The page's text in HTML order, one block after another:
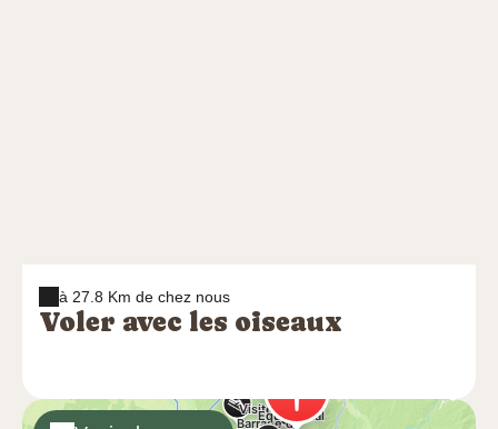
à 27.8 Km de chez nous
Voler avec les oiseaux